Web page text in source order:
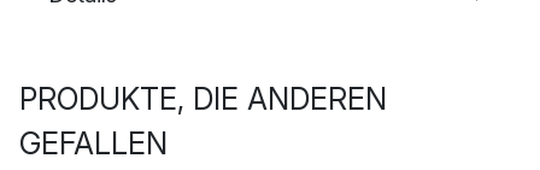
PRODUKTE, DIE ANDEREN
GEFALLEN